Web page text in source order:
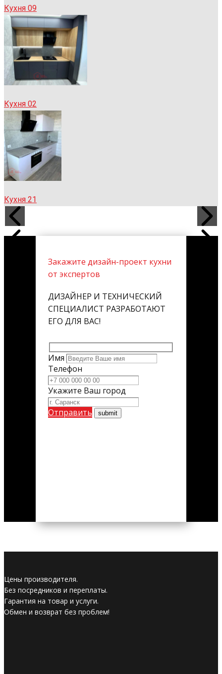
Кухня 09
Кухня 02
Кухня 21
Закажите дизайн-проект кухни
от экспертов
ДИЗАЙНЕР И ТЕХНИЧЕСКИЙ
СПЕЦИАЛИСТ РАЗРАБОТАЮТ
ЕГО ДЛЯ ВАС!
Имя
Телефон
Укажите Ваш город
Отправить
Цены производителя.
Без посредников и переплаты.
Гарантия на товар и услуги.
Обмен и возврат без проблем!